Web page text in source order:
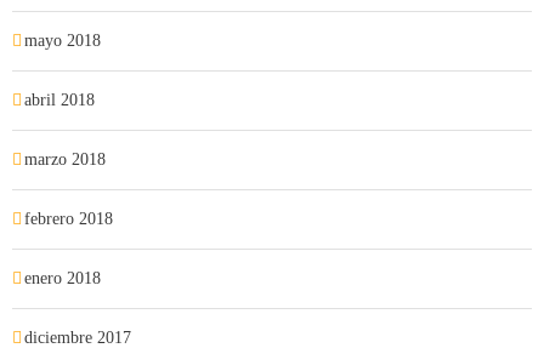
mayo 2018
abril 2018
marzo 2018
febrero 2018
enero 2018
diciembre 2017